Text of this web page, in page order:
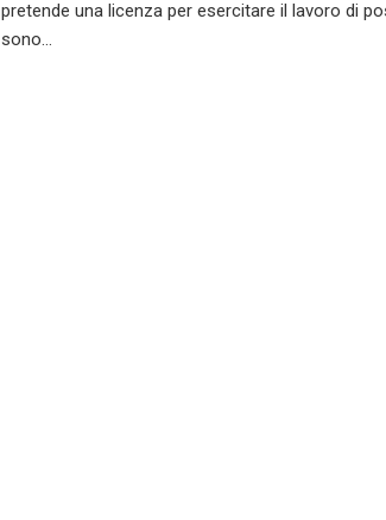
pretende una licenza per esercitare il lavoro di
sono…